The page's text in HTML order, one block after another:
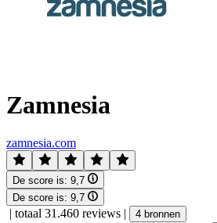
Zamnesia
zamnesia.com
De score is: 9,7
De score is: 9,7
| totaal 31.460 reviews | 4 bronnen